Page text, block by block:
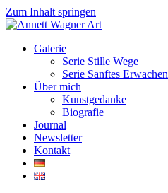
Zum Inhalt springen
Galerie
Serie Stille Wege
Serie Sanftes Erwachen
Über mich
Kunstgedanke
Biografie
Journal
Newsletter
Kontakt